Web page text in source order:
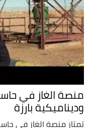
منصة الغاز في
وديناميكية بارزة